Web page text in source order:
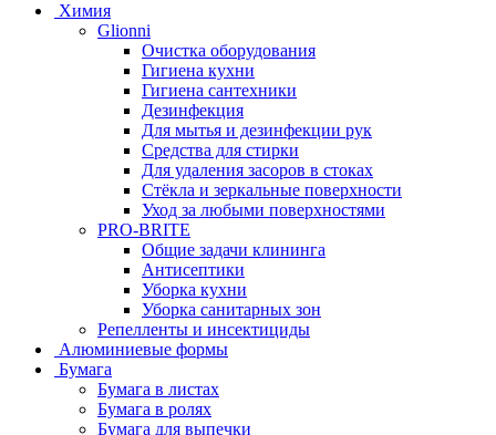
Химия
Glionni
Очистка оборудования
Гигиена кухни
Гигиена сантехники
Дезинфекция
Для мытья и дезинфекции рук
Средства для стирки
Для удаления засоров в стоках
Стёкла и зеркальные поверхности
Уход за любыми поверхностями
PRO-BRITE
Общие задачи клининга
Антисептики
Уборка кухни
Уборка санитарных зон
Репелленты и инсектициды
Алюминиевые формы
Бумага
Бумага в листах
Бумага в ролях
Бумага для выпечки